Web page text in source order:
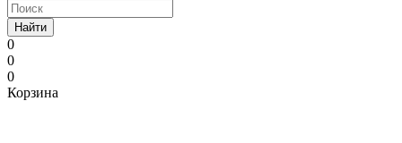
Найти
0
0
0
Корзина